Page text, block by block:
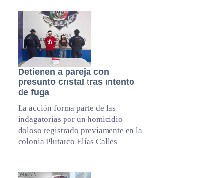
Detienen a pareja con
presunto cristal tras intento
de fuga
La acción forma parte de las
indagatorias por un homicidio
doloso registrado previamente en la
colonia Plutarco Elías Calles